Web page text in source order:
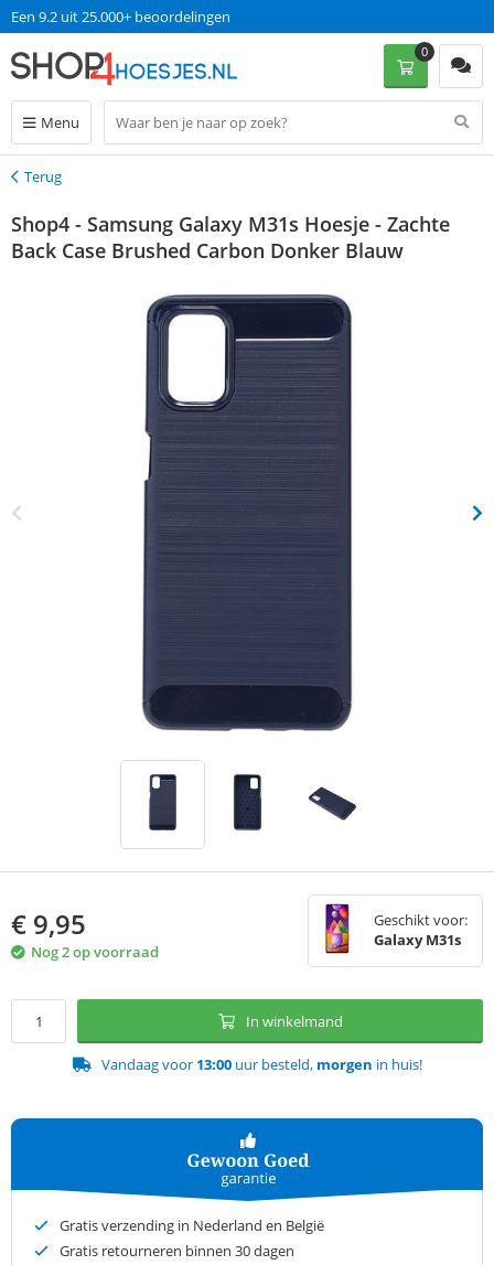
Een 9.2 uit 25.000+ beoordelingen
Menu
0
Terug
Terug
Shop4 - Samsung Galaxy M31s Hoesje - Zachte
Back Case Brushed Carbon Donker Blauw
€ 9,95
Nog 2 op voorraad
Geschikt voor:
Galaxy M31s
In winkelmand
Vandaag voor 13:00uur besteld, morgen in huis!
Gratis verzending in Nederland en België
Gratis retourneren binnen 30 dagen